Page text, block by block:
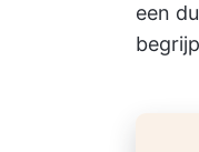
een